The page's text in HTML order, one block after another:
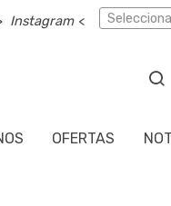
Instagram <
OFERTAS